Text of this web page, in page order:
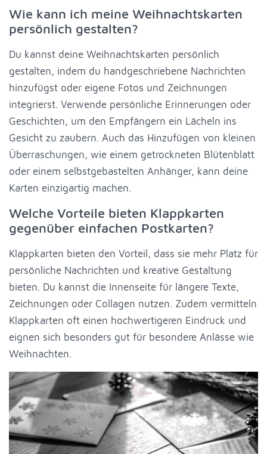
Wie kann ich meine Weihnachtskarten
persönlich gestalten?
Du kannst deine Weihnachtskarten persönlich
gestalten, indem du handgeschriebene Nachrichten
hinzufügst oder eigene Fotos und Zeichnungen
integrierst. Verwende persönliche Erinnerungen oder
Geschichten, um den Empfängern ein Lächeln ins
Gesicht zu zaubern. Auch das Hinzufügen von kleinen
Überraschungen, wie einem getrockneten Blütenblatt
oder einem selbstgebastelten Anhänger, kann deine
Karten einzigartig machen.
Welche Vorteile bieten Klappkarten
gegenüber einfachen Postkarten?
Klappkarten bieten den Vorteil, dass sie mehr Platz für
persönliche Nachrichten und kreative Gestaltung
bieten. Du kannst die Innenseite für längere Texte,
Zeichnungen oder Collagen nutzen. Zudem vermitteln
Klappkarten oft einen hochwertigeren Eindruck und
eignen sich besonders gut für besondere Anlässe wie
Weihnachten.